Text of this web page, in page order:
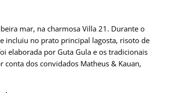
mar, na charmosa Villa 21. Durante o
incluiu no prato principal lagosta, risoto de
elaborada por Guta Gula e os tradicionais
conta dos convidados Matheus & Kauan,